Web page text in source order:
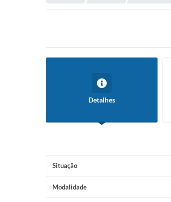
Detalhes
Situação
Modalidade